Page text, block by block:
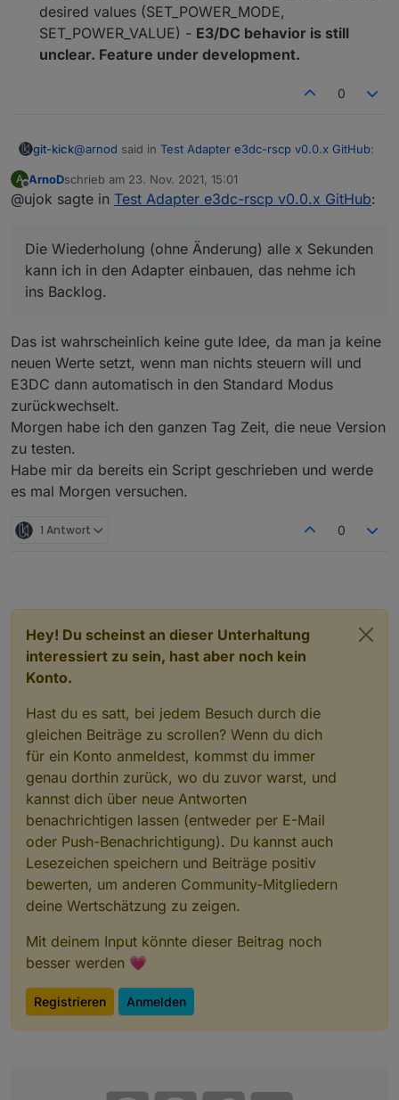
desired values (SET_POWER_MODE,
SET_POWER_VALUE) - E3/DC behavior is still
unclear. Feature under development.
0
git-kick@arnod said in Test Adapter e3dc-rscp v0.0.x GitHub:
Wenn ich SET_POWER aber alle 10 sek. Setze
Kann es sein, dass du auf gleiche Werte bei
SET_POWER nicht reagierst, sondern nur auf
unterschiedliche Werte?
!state.ack
D.h. wenn man den Wert manuell auf "bestätigt" setzt,
wird nicht geschrieben - aber das wird wohl hier nicht
das Thema sein.
steuere ich nicht im Adapter, dieser "abonniert"
lediglich das Event).
Die Wiederholung (ohne Änderung) alle x Sekunden
kann ich in den Adapter einbauen, das nehme ich ins
Backlog.
A
Offline
ArnoDschrieb am 23. Nov. 2021, 15:01
zuletzt editiert von
@ujok sagte in Test Adapter e3dc-rscp v0.0.x GitHub:
Die Wiederholung (ohne Änderung) alle x Sekunden
kann ich in den Adapter einbauen, das nehme ich
ins Backlog.
Das ist wahrscheinlich keine gute Idee, da man ja keine
neuen Werte setzt, wenn man nichts steuern will und
E3DC dann automatisch in den Standard Modus
zurückwechselt.
Morgen habe ich den ganzen Tag Zeit, die neue Version
zu testen.
Habe mir da bereits ein Script geschrieben und werde
es mal Morgen versuchen.
1 Antwort 0
Hey! Du scheinst an dieser Unterhaltung
interessiert zu sein, hast aber noch kein
Konto.
Hast du es satt, bei jedem Besuch durch die
gleichen Beiträge zu scrollen? Wenn du dich
für ein Konto anmeldest, kommst du immer
genau dorthin zurück, wo du zuvor warst, und
kannst dich über neue Antworten
benachrichtigen lassen (entweder per E-Mail
oder Push-Benachrichtigung). Du kannst auch
Lesezeichen speichern und Beiträge positiv
bewerten, um anderen Community-Mitgliedern
deine Wertschätzung zu zeigen.
Mit deinem Input könnte dieser Beitrag noch
besser werden 💗
Registrieren Anmelden